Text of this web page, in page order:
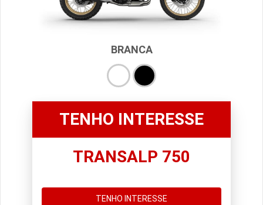
BRANCA
TENHO INTERESSE
TRANSALP 750
TENHO INTERESSE